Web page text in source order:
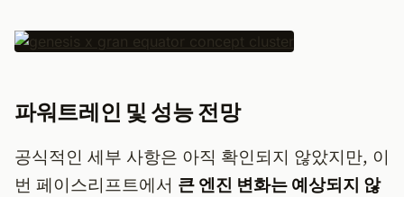
파워트레인 및 성능 전망
공식적인 세부 사항은 아직 확인되지 않았지만, 이
번 페이스리프트에서 큰 엔진 변화는 예상되지 않